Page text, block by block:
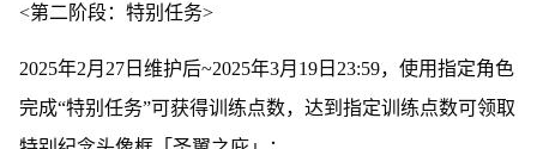
<第二阶段：特别任务>
2025年2月27日维护后~2025年3月19日23:59，使用指定角色
完成“特别任务”可获得训练点数，达到指定训练点数可领取